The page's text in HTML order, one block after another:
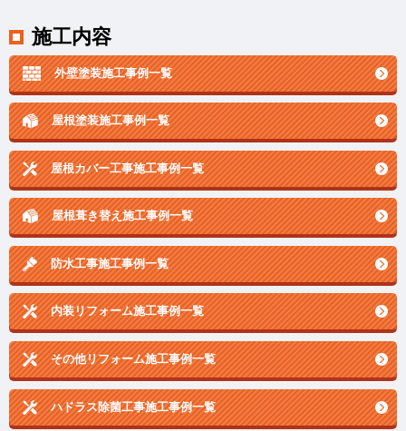
施工内容
外壁塗装施工事例一覧
屋根塗装施工事例一覧
屋根カバー工事施工事例一覧
屋根葺き替え施工事例一覧
防水工事施工事例一覧
内装リフォーム施工事例一覧
その他リフォーム施工事例一覧
ハドラス除菌工事施工事例一覧